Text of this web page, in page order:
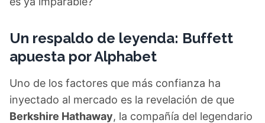
Un respaldo de leyenda: Buffett
apuesta por Alphabet
Uno de los factores que más confianza ha
inyectado al mercado es la revelación de que
Berkshire Hathaway, la compañía del legendario